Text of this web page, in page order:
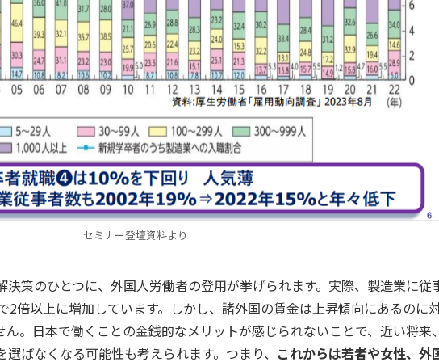
セミナー登壇資料より
決策のひとつに、外国人労働者の登用が挙げられます。実際、製造業に従
2倍以上に増加しています。しかし、諸外国の賃金は上昇傾向にあるのに
。日本で働くことの金銭的なメリットが感じられないことで、近い将来、
ばなくなる可能性も考えられます。つまり、 これからは若者や女性、外